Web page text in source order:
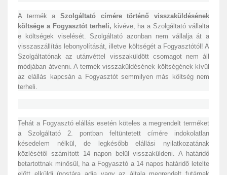
A termék a Szolgáltató címére történő visszaküldésének
költsége a Fogyasztót terheli, kivéve, ha a Szolgáltató vállalta
e költségek viselését. Szolgáltató azonban nem vállalja át a
visszaszállítás lebonyolítását, illetve költségét a Fogyasztótól! A
Szolgáltatónak az utánvéttel visszaküldött csomagot nem áll
módjában átvenni. A termék visszaküldésének költségének kívül
az elállás kapcsán a Fogyasztót semmilyen más költség nem
terheli.
Tehát a Fogyasztó elállás esetén köteles a megrendelt terméket
a Szolgáltató 2. pontban feltüntetett címére indokolatlan
késedelem nélkül, de legkésőbb elállási nyilatkozatának
közlésétől számított 14 napon belül visszaküldeni. A határidő
betartottnak minősül, ha a Fogyasztó a 14 napos határidő letelte